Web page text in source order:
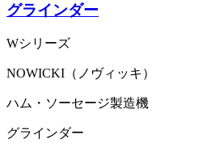
グラインダー
Wシリーズ
NOWICKI（ノヴィッキ）
ハム・ソーセージ製造機
グラインダー